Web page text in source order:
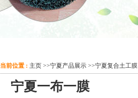
当前位置 : 主页 >>宁夏产品展示 >>宁夏复合土工膜
宁夏一布一膜